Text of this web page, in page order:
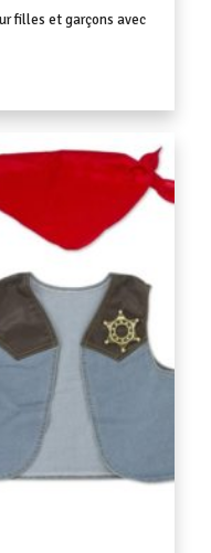
filles et garçons avec